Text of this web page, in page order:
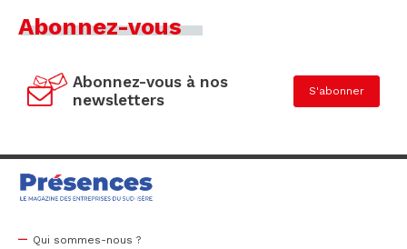
Abonnez-vous
Abonnez-vous à nos
newsletters
S'abonner
Qui sommes-nous ?